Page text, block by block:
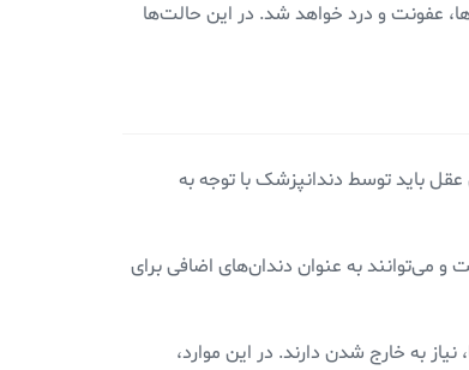
عفونت‌ و درد خواهد شد. در این حالت‌ها
باید توسط دندانپزشک با توجه به
می‌توانند به عنوان دندان‌های اضافی برای
به خارج شدن دارند. در این موارد،